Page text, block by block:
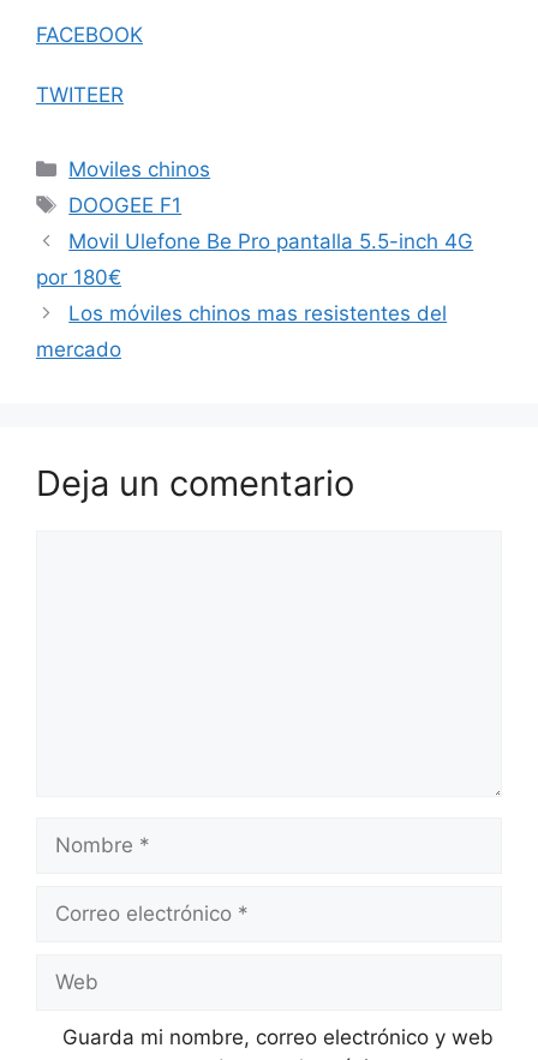
FACEBOOK
TWITEER
Categorías
Moviles chinos
Etiquetas
DOOGEE F1
Movil Ulefone Be Pro pantalla 5.5-inch 4G
por 180€
Los móviles chinos mas resistentes del
mercado
Deja un comentario
Nombre
Correo
Web
Guarda mi nombre, correo electrónico y web